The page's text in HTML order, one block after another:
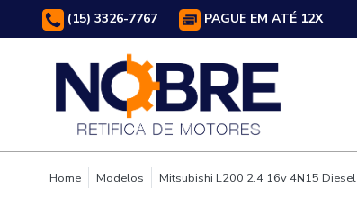
(15) 3326-7767 PAGUE EM ATÉ 12X
Home Modelos Mitsubishi L200 2.4 16v 4N15 Diesel